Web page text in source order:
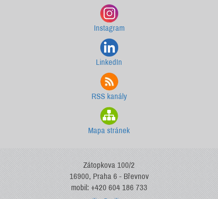
Instagram
LinkedIn
RSS kanály
Mapa stránek
Zátopkova 100/2
16900, Praha 6 - Břevnov
mobil: +420 604 186 733